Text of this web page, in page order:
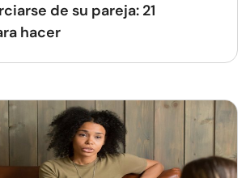
de su pareja: 21
hacer